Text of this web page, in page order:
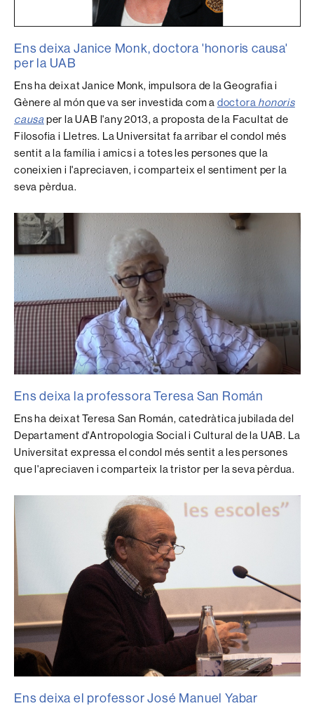
Ens deixa Janice Monk, doctora 'honoris causa'
per la UAB
Ens ha deixat Janice Monk, impulsora de la Geografia i
Gènere al món que va ser investida com a doctora honoris
causa per la UAB l'any 2013, a proposta de la Facultat de
Filosofia i Lletres. La Universitat fa arribar el condol més
sentit a la família i amics i a totes les persones que la
coneixien i l'apreciaven, i comparteix el sentiment per la
seva pèrdua.
Ens deixa la professora Teresa San Román
Ens ha deixat Teresa San Román, catedràtica jubilada del
Departament d'Antropologia Social i Cultural de la UAB. La
Universitat expressa el condol més sentit a les persones
que l'apreciaven i comparteix la tristor per la seva pèrdua.
Ens deixa el professor José Manuel Yabar